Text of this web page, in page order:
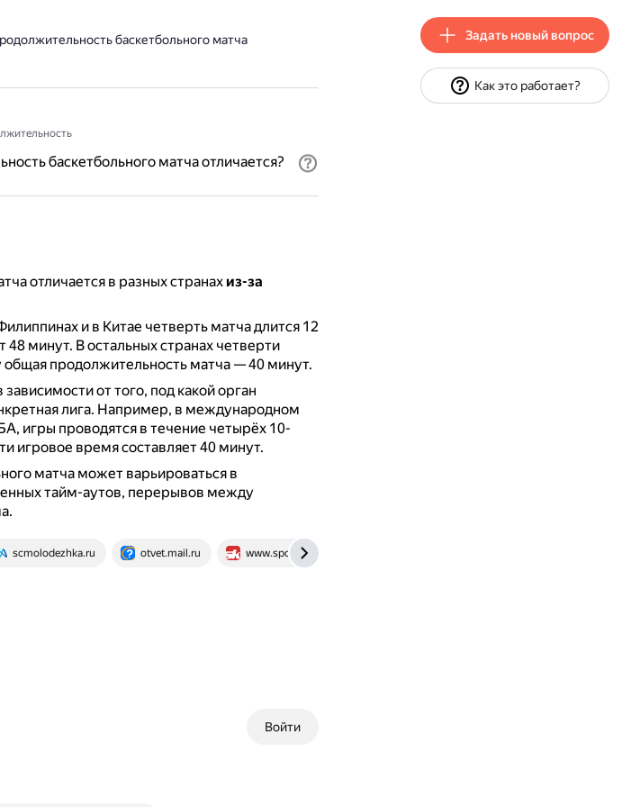
баскетбольного матча
баскетбольного матча отличается?
отличается в разных странах из-за
и в Китае четверть матча длится 12
48 минут. В остальных странах четверти
продолжительность матча — 40 минут.
от того, под какой орган
лига. Например, в международном
игры проводятся в течение четырёх 10-
игровое время составляет 40 минут.
матча может варьироваться в
тайм-аутов, перерывов между
scmolodezhka.ru otvet.mail.ru www.sportskeeda.com
Войти
Задать новый вопрос
Как это работает?